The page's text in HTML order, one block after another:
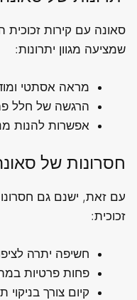
סאונה עם קירות זכוכית
שמציעה מגוון יתרונות:
מראה אסתטי
הרגשה של חלל
אפשרות להנות
חסרונות של
עם זאת, ישנם גם
זכוכית:
חשיפה יתרה
פחות פרטיות
קיום צורך בניקוי